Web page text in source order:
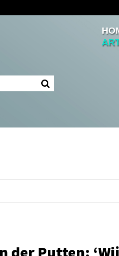
Inloggen
blijven
der Putten: